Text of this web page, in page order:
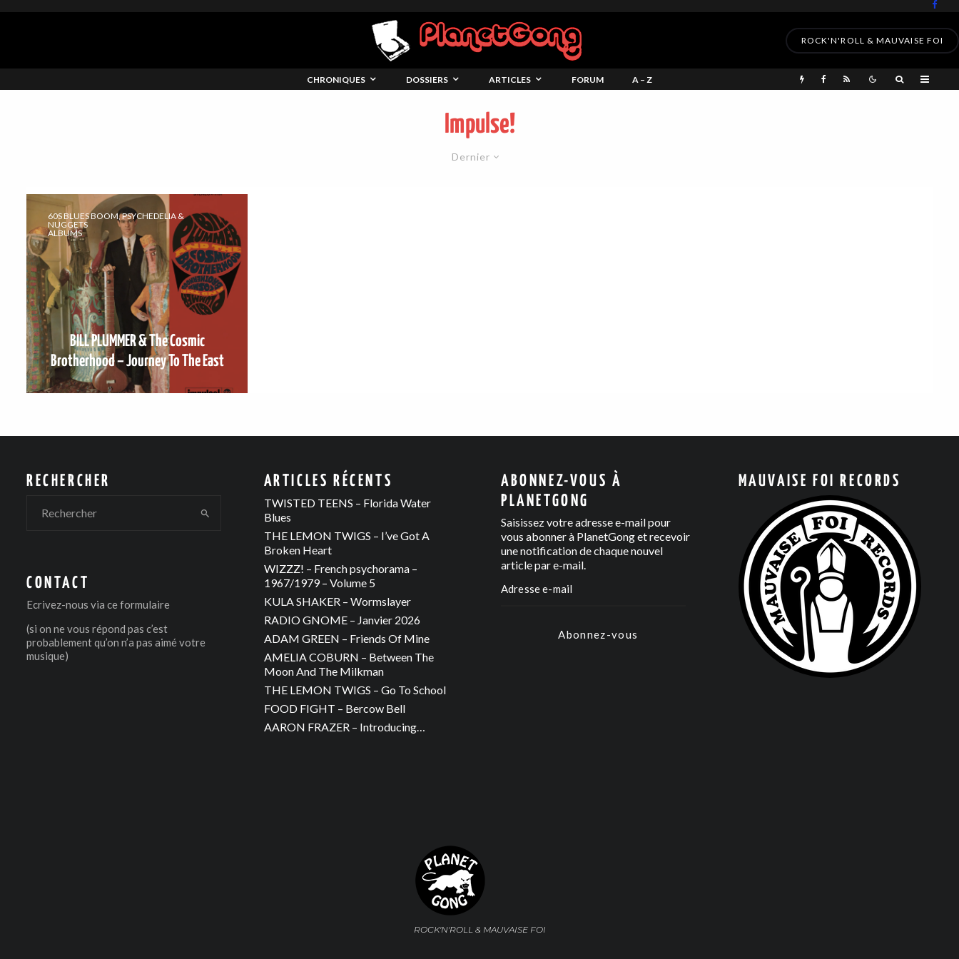
ROCK'N'ROLL & MAUVAISE FOI
CHRONIQUES DOSSIERS ARTICLES FORUM A – Z
Impulse!
Dernier
60S BLUES BOOM, PSYCHEDELIA &
NUGGETS
ALBUMS
BILL PLUMMER & The Cosmic
Brotherhood – Journey To The East
RECHERCHER
CONTACT
Ecrivez-nous via ce formulaire
(si on ne vous répond pas c’est
probablement qu’on n’a pas aimé votre
musique)
ARTICLES RÉCENTS
TWISTED TEENS – Florida Water
Blues
THE LEMON TWIGS – I’ve Got A
Broken Heart
WIZZZ! – French psychorama –
1967/1979 – Volume 5
KULA SHAKER – Wormslayer
RADIO GNOME – Janvier 2026
ADAM GREEN – Friends Of Mine
AMELIA COBURN – Between The
Moon And The Milkman
THE LEMON TWIGS – Go To School
FOOD FIGHT – Bercow Bell
AARON FRAZER – Introducing…
ABONNEZ-VOUS À
PLANETGONG
Saisissez votre adresse e-mail pour
vous abonner à PlanetGong et recevoir
une notification de chaque nouvel
article par e-mail.
Abonnez-vous
MAUVAISE FOI RECORDS
ROCK'N'ROLL & MAUVAISE FOI